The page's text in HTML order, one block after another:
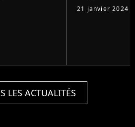
21 janvier 2024
LES ACTUALITÉS